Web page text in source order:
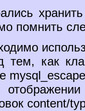
помнить
тем, как
content/